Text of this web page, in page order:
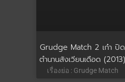
Grudge Match 2 เก๋า ปิด
ตำนานสังเวียนเดือด (2013)
เรื่องย่อ : Grudge Match